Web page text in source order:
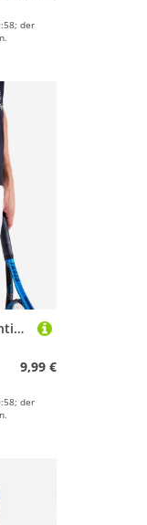
der
Herren Tennisshorts - Essential weiß
9,99 €
der